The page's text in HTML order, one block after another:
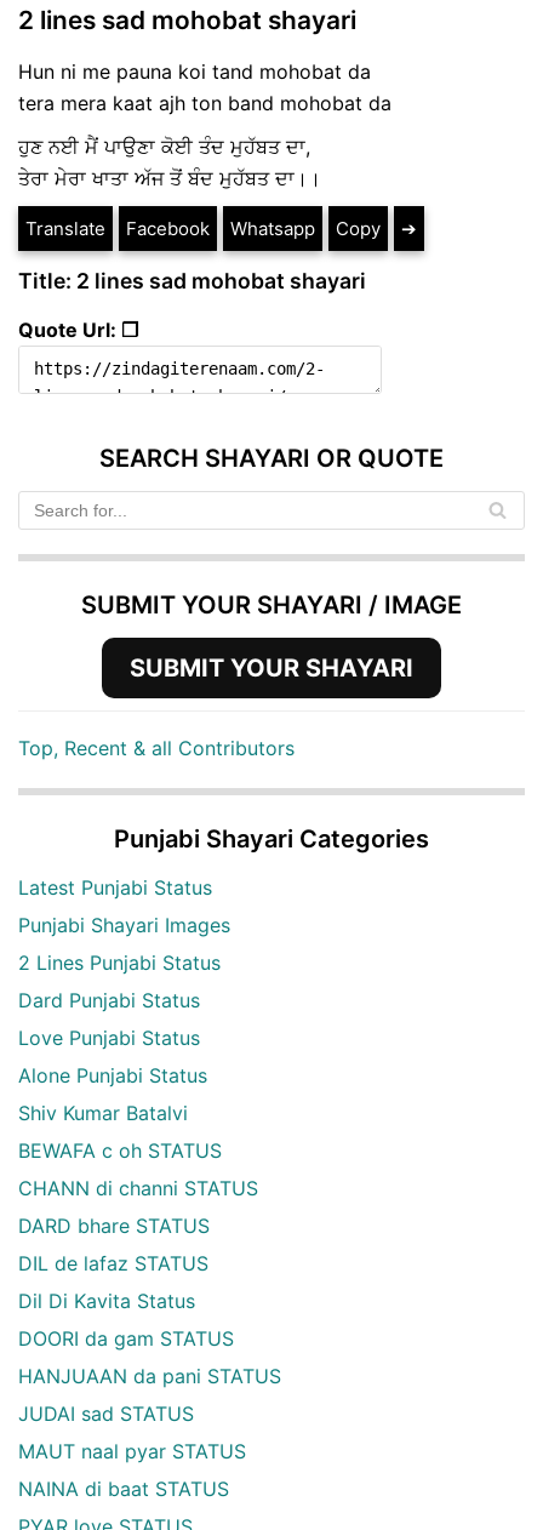
2 lines sad mohobat shayari
Hun ni me pauna koi tand mohobat da
tera mera kaat ajh ton band mohobat da
ਹੁਣ ਨਈ ਮੈਂ ਪਾਉਣਾ ਕੋਈ ਤੰਦ ਮੁਹੱਬਤ ਦਾ,
ਤੇਰਾ ਮੇਰਾ ਖਾਤਾ ਅੱਜ ਤੋਂ ਬੰਦ ਮੁਹੱਬਤ ਦਾ।।
Translate Facebook Whatsapp Copy ➔
Title: 2 lines sad mohobat shayari
Quote Url: ❐
SEARCH SHAYARI OR QUOTE
SUBMIT YOUR SHAYARI / IMAGE
SUBMIT YOUR SHAYARI
Top, Recent & all Contributors
Punjabi Shayari Categories
Latest Punjabi Status
Punjabi Shayari Images
2 Lines Punjabi Status
Dard Punjabi Status
Love Punjabi Status
Alone Punjabi Status
Shiv Kumar Batalvi
BEWAFA c oh STATUS
CHANN di channi STATUS
DARD bhare STATUS
DIL de lafaz STATUS
Dil Di Kavita Status
DOORI da gam STATUS
HANJUAAN da pani STATUS
JUDAI sad STATUS
MAUT naal pyar STATUS
NAINA di baat STATUS